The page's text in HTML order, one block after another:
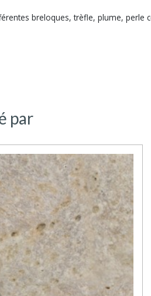
breloques, trèfle, plume,
par